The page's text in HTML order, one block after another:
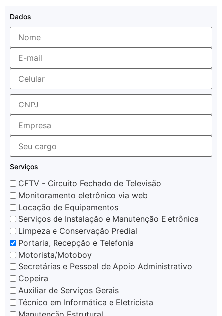
Dados
Serviços
CFTV - Circuito Fechado de Televisão
Monitoramento eletrônico via web
Locação de Equipamentos
Serviços de Instalação e Manutenção Eletrônica
Limpeza e Conservação Predial
Portaria, Recepção e Telefonia
Motorista/Motoboy
Secretárias e Pessoal de Apoio Administrativo
Copeira
Auxiliar de Serviços Gerais
Técnico em Informática e Eletricista